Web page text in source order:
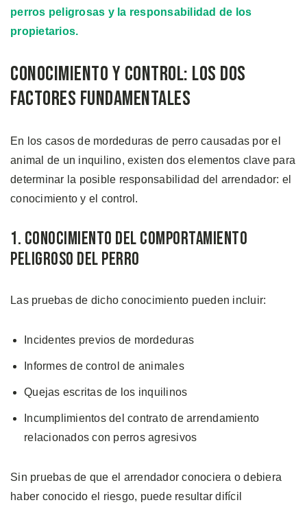
perros peligrosas y la responsabilidad de los
propietarios.
Conocimiento y Control: Los Dos
Factores Fundamentales
En los casos de mordeduras de perro causadas por el
animal de un inquilino, existen dos elementos clave para
determinar la posible responsabilidad del arrendador: el
conocimiento y el control.
1. Conocimiento Del Comportamiento
Peligroso Del Perro
Las pruebas de dicho conocimiento pueden incluir:
Incidentes previos de mordeduras
Informes de control de animales
Quejas escritas de los inquilinos
Incumplimientos del contrato de arrendamiento
relacionados con perros agresivos
Sin pruebas de que el arrendador conociera o debiera
haber conocido el riesgo, puede resultar difícil